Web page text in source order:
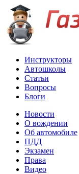
Инструкторы
Автошколы
Статьи
Вопросы
Блоги
Новости
О вождении
Об автомобиле
ПДД
Экзамен
Права
Видео